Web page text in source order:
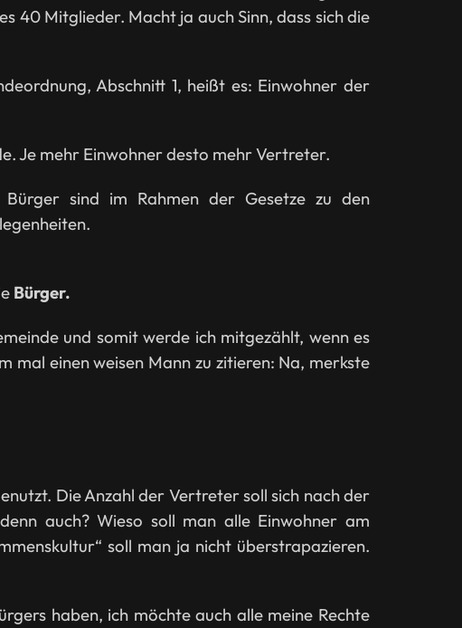
40 Mitglieder. Macht ja auch Sinn, dass sich die
Abschnitt 1, heißt es: Einwohner der
Je mehr Einwohner desto mehr Vertreter.
sind im Rahmen der Gesetze zu den
Bürger.
und somit werde ich mitgezählt, wenn es
einen weisen Mann zu zitieren: Na, merkste
Die Anzahl der Vertreter soll sich nach der
auch? Wieso soll man alle Einwohner am
soll man ja nicht überstrapazieren.
haben, ich möchte auch alle meine Rechte